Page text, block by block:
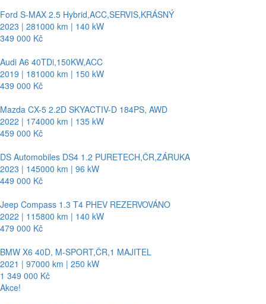
Ford S-MAX 2.5 Hybrid,ACC,SERVIS,KRÁSNÝ
2023 | 281000 km | 140 kW
349 000 Kč
Audi A6 40TDi,150KW,ACC
2019 | 181000 km | 150 kW
439 000 Kč
Mazda CX-5 2.2D SKYACTIV-D 184PS, AWD
2022 | 174000 km | 135 kW
459 000 Kč
DS Automobiles DS4 1.2 PURETECH,ČR,ZÁRUKA
2023 | 145000 km | 96 kW
449 000 Kč
Jeep Compass 1.3 T4 PHEV REZERVOVÁNO
2022 | 115800 km | 140 kW
479 000 Kč
BMW X6 40D, M-SPORT,ČR,1 MAJITEL
2021 | 97000 km | 250 kW
1 349 000 Kč
Akce!